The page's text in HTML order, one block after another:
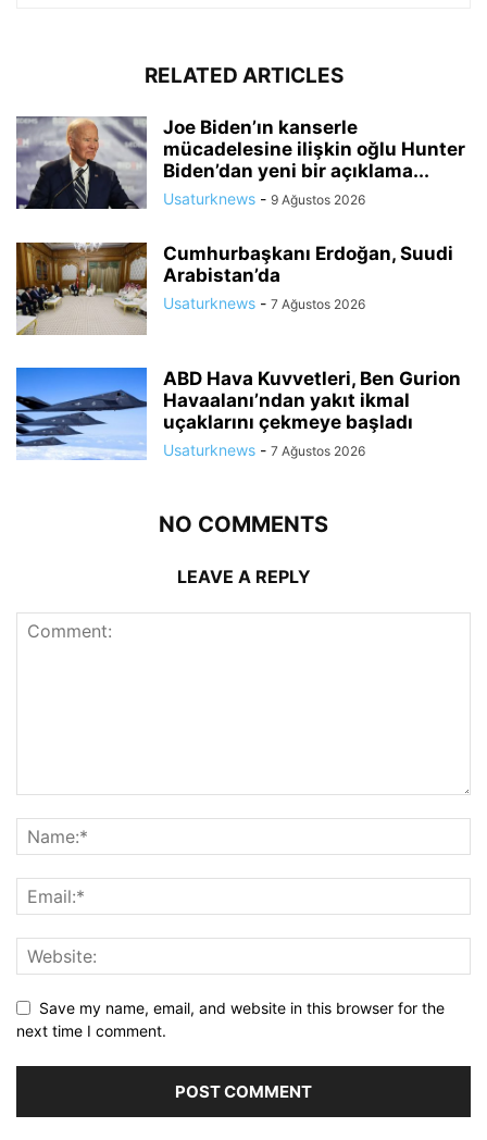
RELATED ARTICLES
Joe Biden’ın kanserle
mücadelesine ilişkin oğlu Hunter
Biden’dan yeni bir açıklama...
Usaturknews - 9 Ağustos 2026
Cumhurbaşkanı Erdoğan, Suudi
Arabistan’da
Usaturknews - 7 Ağustos 2026
ABD Hava Kuvvetleri, Ben Gurion
Havaalanı’ndan yakıt ikmal
uçaklarını çekmeye başladı
Usaturknews - 7 Ağustos 2026
NO COMMENTS
LEAVE A REPLY
Save my name, email, and website in this browser for the
next time I comment.